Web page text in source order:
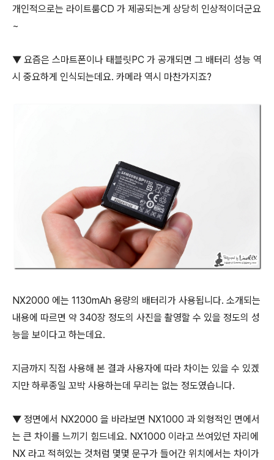
개인적으로는 라이트룸CD 가 제공되는게 상당히 인상적이더군요
~
▼ 요즘은 스마트폰이나 태블릿PC 가 공개되면 그 배터리 성능 역
시 중요하게 인식되는데요. 카메라 역시 마찬가지죠?
NX2000 에는 1130mAh 용량의 배터리가 사용됩니다. 소개되는
내용에 따르면 약 340장 정도의 사진을 촬영할 수 있을 정도의 성
능을 보이다고 하는데요.
지금까지 직접 사용해 본 결과 사용자에 따라 차이는 있을 수 있겠
지만 하루종일 꼬박 사용하는데 무리는 없는 정도였습니다.
▼ 정면에서 NX2000 을 바라보면 NX1000 과 외형적인 면에서
는 큰 차이를 느끼기 힘드네요. NX1000 이라고 쓰여있던 자리에
NX 라고 적혀있는 것처럼 몇몇 문구가 들어간 위치에서는 차이가